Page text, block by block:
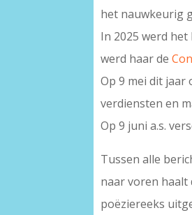
het nauwkeurig
In 2025 werd het
werd haar de
Op 9 mei dit jaar
verdiensten en
Op 9 juni a.s.
Tussen alle
naar voren
poëziereeks